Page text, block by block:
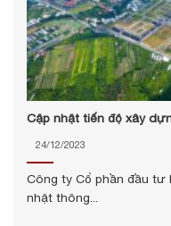
Cập nhật tiến độ xây
24/12/2023
Công ty Cổ phần đầu tư
nhật thông...